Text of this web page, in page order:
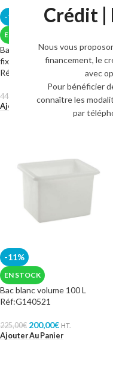
Crédit |
Nous vous
financement, le
avec
Pour bénéficier
connaître les
par
-10%
EN STOCK
Bac blanc volume 100 L – 2
fixes et 2 pivotantes inox
Réf:G147031
446,00 € HT.
Ajouter Au Panier
-11%
EN STOCK
Bac blanc volume 100 L
Réf:G140521
225,00€ 200,00€ HT.
Ajouter Au Panier